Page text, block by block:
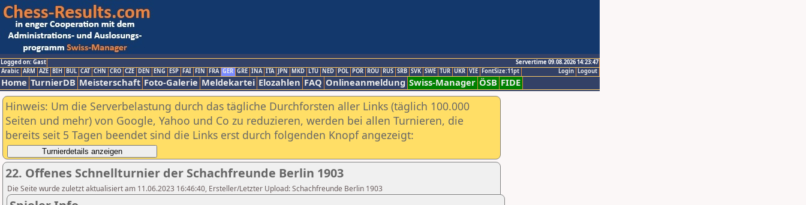
Logged on: Gast
Servertime 09.08.2026 14:23:47
Logout
Login
Arabic ARM AZE BIH BUL CAT CHN CRO CZE DEN ENG ESP FAI FIN FRA GER GRE INA ITA JPN MKD LTU NED POL POR ROU RUS SRB SVK SWE TUR UKR VIE FontSize:11pt
Home TurnierDB Meisterschaft Foto-Galerie Meldekartei Elozahlen FAQ Onlineanmeldung Swiss-Manager ÖSB FIDE
Hinweis: Um die Serverbelastung durch das tägliche Durchforsten aller Links (täglich 100.000
Seiten und mehr) von Google, Yahoo und Co zu reduzieren, werden bei allen Turnieren, die
bereits seit 5 Tagen beendet sind die Links erst durch folgenden Knopf angezeigt:
22. Offenes Schnellturnier der Schachfreunde Berlin 1903
Die Seite wurde zuletzt aktualisiert am 11.06.2023 16:46:40, Ersteller/Letzter Upload: Schachfreunde Berlin 1903